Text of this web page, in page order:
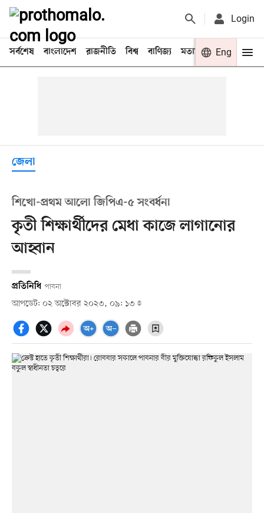
Login
সর্বশেষ বাংলাদেশ রাজনীতি বিশ্ব বাণিজ্য মতামত খেলা
Eng
জেলা
শিখো-প্রথম আলো জিপিএ-৫ সংবর্ধনা
কৃতী শিক্ষার্থীদের মেধা কাজে লাগানোর
আহ্বান
প্রতিনিধি পাবনা
আপডেট: ০২ অক্টোবর ২০২৩, ০৯: ১৩